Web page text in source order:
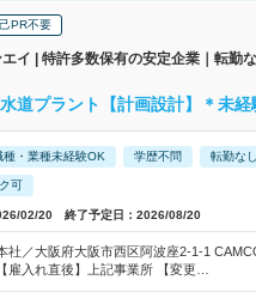
PR不要
イ | 特許多数保有の安定企業｜転勤
道プラント【計画設計】＊未経
種・業種未経験OK 学歴不問 転勤なし
可
02/20 終了予定日：2026/08/20
社／大阪府大阪市西区阿波座2-1-1
【雇入れ直後】上記事業所 【変更…